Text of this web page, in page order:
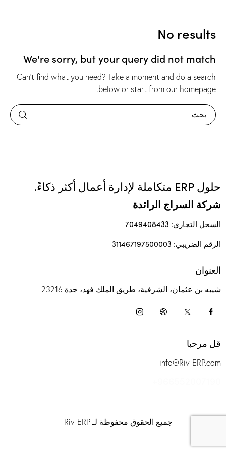
No results
We're sorry, but your query did not match
Can't find what you need? Take a moment and do a search
below or start from our homepage
.
حلول ERP متكاملة لإدارة أعمال أكثر ذكاءً.
شركة السراج الرائدة
السجل التجاري: 7049408433
الرقم الضريبي: 311467197500003
العنوان
شيبه بن عثمان، الشرفية، طريق الملك فهد، جدة 23216
قل مرحبا
info@Riv-ERP.com
جميع الحقوق محفوظة لـ Riv-ERP